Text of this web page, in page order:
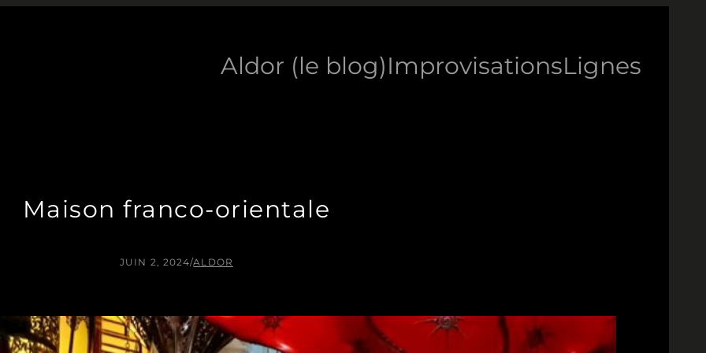
Aldor (le blog)ImprovisationsLignes
Maison franco-orientale
JUIN 2, 2024/ALDOR